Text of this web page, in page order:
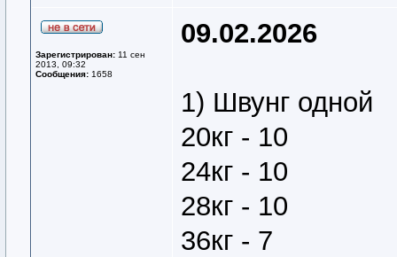
Зарегистрирован: 11 сен
2013, 09:32
Сообщения: 1658
09.02.2026
1) Швунг одной
20кг - 10
24кг - 10
28кг - 10
36кг - 7